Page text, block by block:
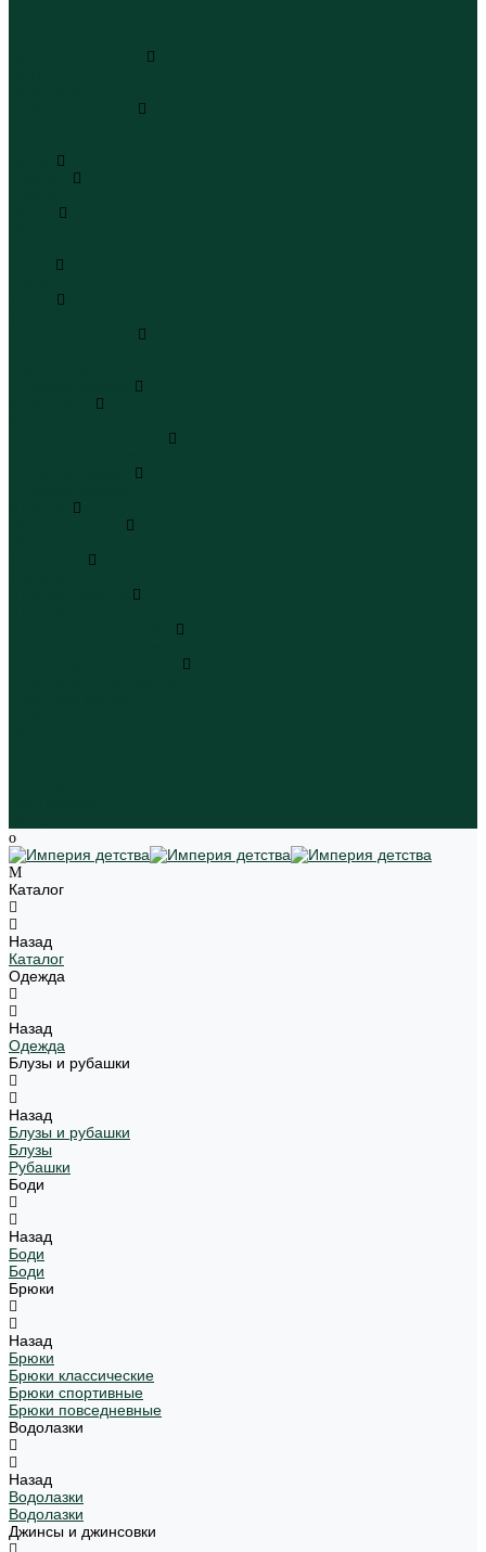
Каталог
Назад
Каталог
Одежда
Назад
Одежда
Блузы и рубашки
Назад
Блузы и рубашки
Блузы
Рубашки
Боди
Назад
Боди
Боди
Брюки
Назад
Брюки
Брюки классические
Брюки спортивные
Брюки повседневные
Водолазки
Назад
Водолазки
Водолазки
Джинсы и джинсовки